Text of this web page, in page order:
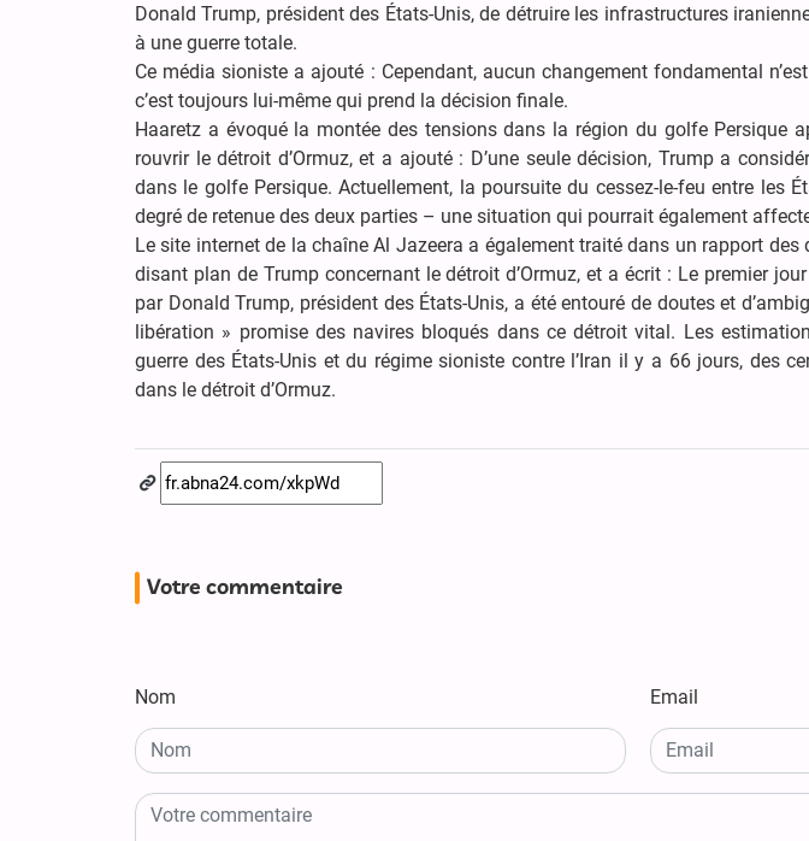
Donald Trump, président des États-Unis, de détruire les infrastructures
à une guerre totale.
Ce média sioniste a ajouté : Cependant, aucun changement fondamental
c’est toujours lui-même qui prend la décision finale.
Haaretz a évoqué la montée des tensions dans la région du golfe Persique
rouvrir le détroit d’Ormuz, et a ajouté : D’une seule décision, Trump a
dans le golfe Persique. Actuellement, la poursuite du cessez-le-feu entre les
degré de retenue des deux parties – une situation qui pourrait également
Le site internet de la chaîne Al Jazeera a également traité dans un rapport
disant plan de Trump concernant le détroit d’Ormuz, et a écrit : Le premier
par Donald Trump, président des États-Unis, a été entouré de doutes et
libération » promise des navires bloqués dans ce détroit vital. Les
guerre des États-Unis et du régime sioniste contre l’Iran il y a 66 jours, des
dans le détroit d’Ormuz.
Votre commentaire
Nom Email